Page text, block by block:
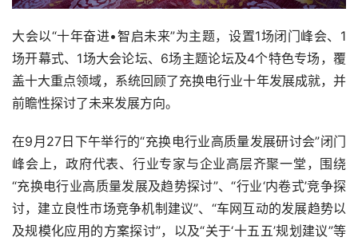
大会以“十年奋进•智启未来”为主题，设置1场闭门峰会、1
场开幕式、1场大会论坛、6场主题论坛及4个特色专场，覆
盖十大重点领域，系统回顾了充换电行业十年发展成就，并
前瞻性探讨了未来发展方向。
在9月27日下午举行的“充换电行业高质量发展研讨会”闭门
峰会上，政府代表、行业专家与企业高层齐聚一堂，围绕
“充换电行业高质量发展及趋势探讨”、“行业‘内卷式’竞争探
讨，建立良性市场竞争机制建议”、“车网互动的发展趋势以
及规模化应用的方案探讨”，以及“关于‘十五五’规划建议”等